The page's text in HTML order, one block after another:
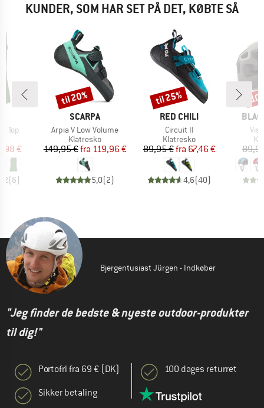
KUNDER, SOM HAR SET PÅ DET, KØBTE SÅ
Top
pris
€
(6)
MÆRKE
SCARPA
Artikel
Arpia V Low Volume
Produktgruppe
Klatresko
Pris
149,95 € Nedsat pris
fra 119,96 €
5,0(2)
Rabat
til 20%
MÆRKE
RED CHILI
Artikel
Circuit II
Produktgruppe
Klatresko
Pris
89,95 € Nedsat pris
fra 67,46 €
4,6(40)
Rabat
til 25%
Bjergentusiast Jürgen - Indkøber
"Jeg finder de bedste & nyeste outdoor-produkter
til dig!"
Portofri fra 69 € (DK)
Sikker betaling
100 dages returret